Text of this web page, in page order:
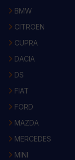
BMW
CITROEN
CUPRA
DACIA
DS
FIAT
FORD
MAZDA
MERCEDES
MINI